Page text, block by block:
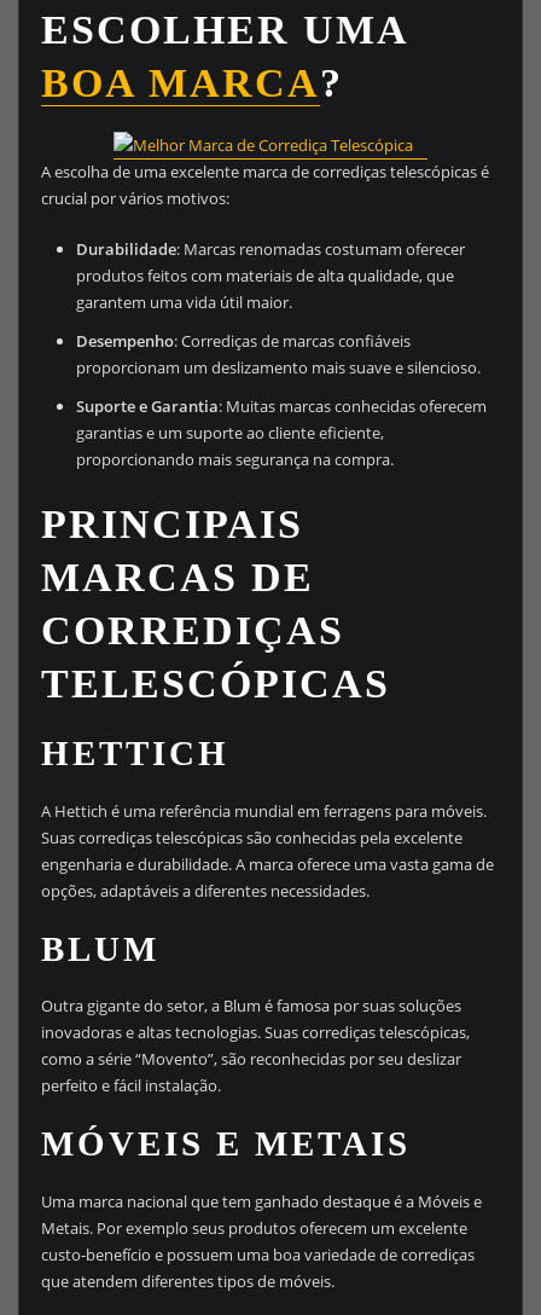
ESCOLHER UMA
BOA MARCA?
A escolha de uma excelente marca de corrediças telescópicas é
crucial por vários motivos:
Durabilidade: Marcas renomadas costumam oferecer
produtos feitos com materiais de alta qualidade, que
garantem uma vida útil maior.
Desempenho: Corrediças de marcas confiáveis
proporcionam um deslizamento mais suave e silencioso.
Suporte e Garantia: Muitas marcas conhecidas oferecem
garantias e um suporte ao cliente eficiente,
proporcionando mais segurança na compra.
PRINCIPAIS
MARCAS DE
CORREDIÇAS
TELESCÓPICAS
HETTICH
A Hettich é uma referência mundial em ferragens para móveis.
Suas corrediças telescópicas são conhecidas pela excelente
engenharia e durabilidade. A marca oferece uma vasta gama de
opções, adaptáveis a diferentes necessidades.
BLUM
Outra gigante do setor, a Blum é famosa por suas soluções
inovadoras e altas tecnologias. Suas corrediças telescópicas,
como a série “Movento”, são reconhecidas por seu deslizar
perfeito e fácil instalação.
MÓVEIS E METAIS
Uma marca nacional que tem ganhado destaque é a Móveis e
Metais. Por exemplo seus produtos oferecem um excelente
custo-benefício e possuem uma boa variedade de corrediças
que atendem diferentes tipos de móveis.